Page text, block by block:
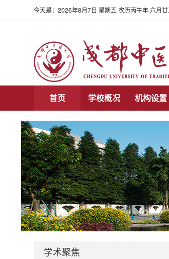
今天是： 2026年8月7日 星期五 农历丙午年 六月廿
首页 学校概况 机构设置
学术聚焦